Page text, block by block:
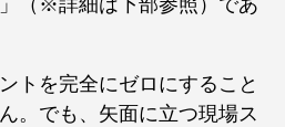
」（※詳細は下部参照）であ
トを完全にゼロにすること
。でも、矢面に立つ現場ス